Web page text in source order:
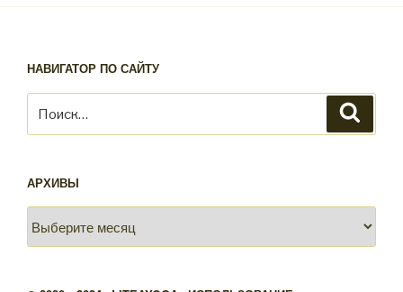
НАВИГАТОР ПО САЙТУ
АРХИВЫ